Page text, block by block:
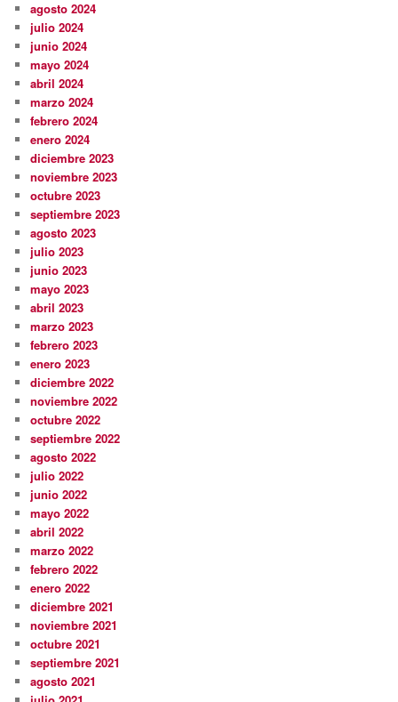
agosto 2024
julio 2024
junio 2024
mayo 2024
abril 2024
marzo 2024
febrero 2024
enero 2024
diciembre 2023
noviembre 2023
octubre 2023
septiembre 2023
agosto 2023
julio 2023
junio 2023
mayo 2023
abril 2023
marzo 2023
febrero 2023
enero 2023
diciembre 2022
noviembre 2022
octubre 2022
septiembre 2022
agosto 2022
julio 2022
junio 2022
mayo 2022
abril 2022
marzo 2022
febrero 2022
enero 2022
diciembre 2021
noviembre 2021
octubre 2021
septiembre 2021
agosto 2021